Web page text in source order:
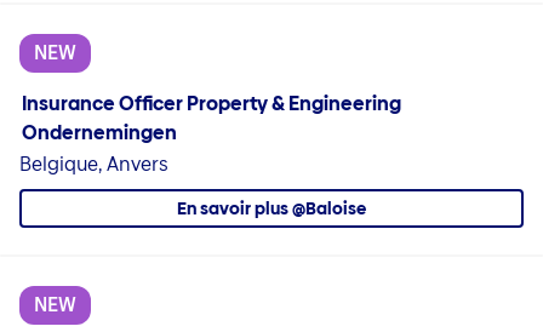
NEW
Insurance Officer Property & Engineering
Ondernemingen
Belgique, Anvers
En savoir plus @Baloise
NEW